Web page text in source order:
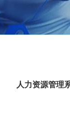
人力资源管理